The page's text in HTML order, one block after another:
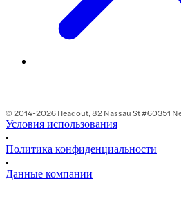
© 2014-2026 Headout, 82 Nassau St #60351
Условия использования
•
Политика конфиденциальности
•
Данные компании